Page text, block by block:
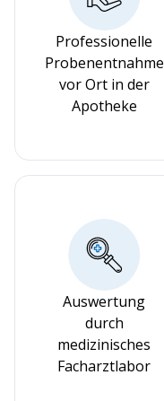
Professionelle
Probenentnahme
vor Ort in der
Apotheke
Auswertung
durch
medizinisches
Facharztlabor